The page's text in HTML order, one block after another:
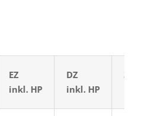
EZ
inkl. HP
DZ
inkl. HP